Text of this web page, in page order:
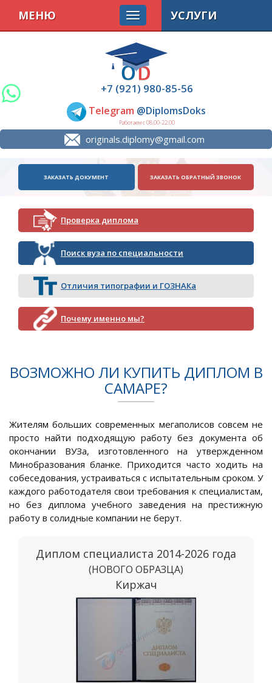
+7 (921) 980-85-56
Telegram @DiplomsDoks
Работаем с 08.00-22.00
originals.diplomy@gmail.com
МЕНЮ
ЗАКАЗАТЬ ДОКУМЕНТ ЗАКАЗАТЬ ОБРАТНЫЙ ЗВОНОК
Проверка диплома
Поиск вуза по специальности
Отличия типографии и ГОЗНАКа
Почему именно мы?
УСЛУГИ
ВОЗМОЖНО ЛИ КУПИТЬ ДИПЛОМ В
САМАРЕ?
Жителям больших современных мегаполисов совсем не
просто найти подходящую работу без документа об
окончании ВУЗа, изготовленного на утвержденном
Минобразования бланке. Приходится часто ходить на
собеседования, устраиваться с испытательным сроком. У
каждого работодателя свои требования к специалистам,
но без диплома учебного заведения на престижную
работу в солидные компании не берут.
Диплом специалиста 2014-2026 года
(НОВОГО ОБРАЗЦА)
Киржач